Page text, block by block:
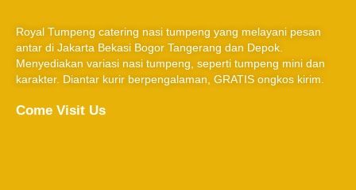
Royal Tumpeng catering nasi tumpeng yang melayani pesan
antar di Jakarta Bekasi Bogor Tangerang dan Depok.
Menyediakan variasi nasi tumpeng, seperti tumpeng mini dan
karakter. Diantar kurir berpengalaman, GRATIS ongkos kirim.
Come Visit Us